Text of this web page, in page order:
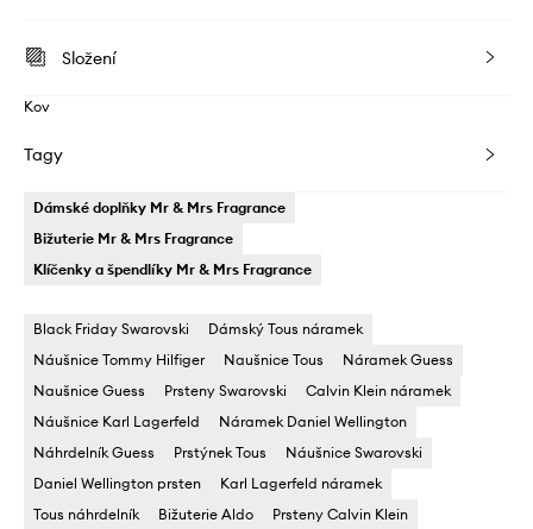
Složení
Kov
Tagy
Dámské doplňky Mr & Mrs Fragrance
Bižuterie Mr & Mrs Fragrance
Klíčenky a špendlíky Mr & Mrs Fragrance
Black Friday Swarovski
Dámský Tous náramek
Náušnice Tommy Hilfiger
Naušnice Tous
Náramek Guess
Naušnice Guess
Prsteny Swarovski
Calvin Klein náramek
Náušnice Karl Lagerfeld
Náramek Daniel Wellington
Náhrdelník Guess
Prstýnek Tous
Náušnice Swarovski
Daniel Wellington prsten
Karl Lagerfeld náramek
Tous náhrdelník
Bižuterie Aldo Prsteny Calvin Klein